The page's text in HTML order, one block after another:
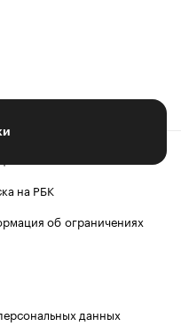
на РБК
об ограничениях
данных